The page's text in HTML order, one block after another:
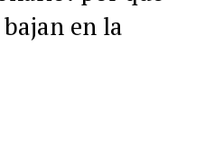
en la